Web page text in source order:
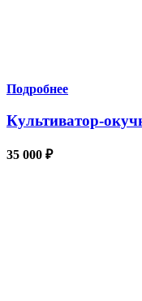
Подробнее
Культиватор-
35 000 ₽